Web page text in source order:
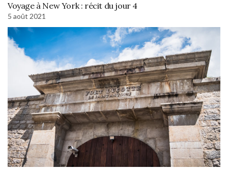
Voyage à New York : récit du jour 4
5 août 2021